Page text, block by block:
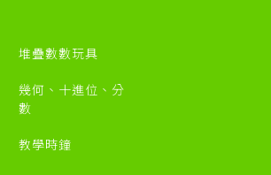
堆疊數數玩具
幾何、十進位、分
數
教學時鐘